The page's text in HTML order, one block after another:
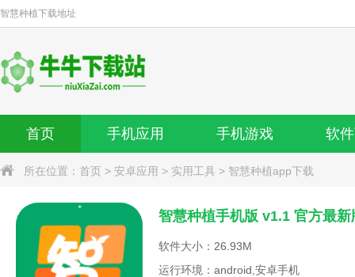
智慧种植下载地址
首页 手机应用 手机游戏 软
所在位置： 首页 > 安卓应用 > 实用工具 > 智慧种植app下载
智慧种植手机版 v1.1 官方最新
软件大小：26.93M
运行环境：android,安卓手机